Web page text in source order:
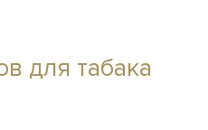
для табака